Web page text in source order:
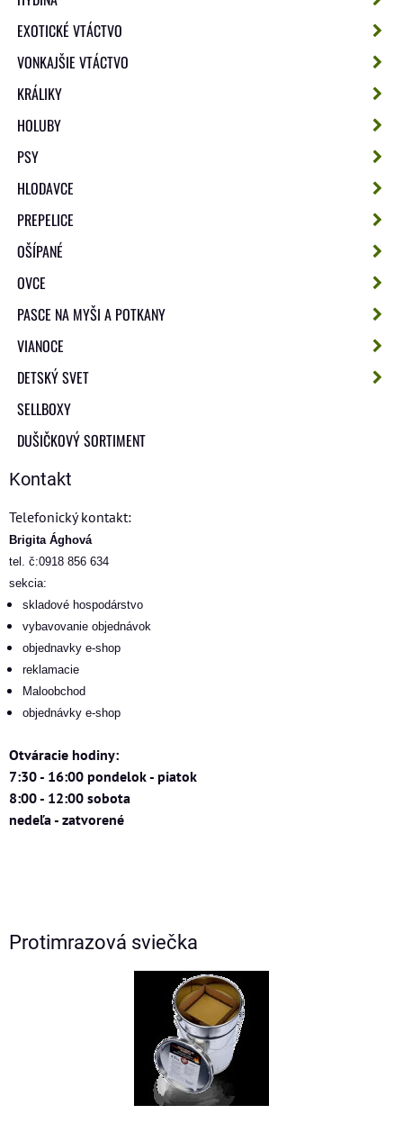
EXOTICKÉ VTÁCTVO
VONKAJŠIE VTÁCTVO
KRÁLIKY
HOLUBY
PSY
HLODAVCE
PREPELICE
OŠÍPANÉ
OVCE
PASCE NA MYŠI A POTKANY
VIANOCE
DETSKÝ SVET
SELLBOXY
DUŠIČKOVÝ SORTIMENT
Kontakt
Telefonický kontakt:
Brigita Ághová
tel. č:0918 856 634
sekcia:
skladové hospodárstvo
vybavovanie objednávok
objednavky e-shop
reklamacie
Maloobchod
objednávky e-shop
Otváracie hodiny:
7:30 - 16:00 pondelok - piatok
8:00 - 12:00 sobota
nedeľa - zatvorené
Protimrazová sviečka